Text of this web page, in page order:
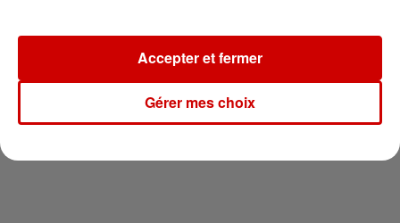
Newsletter
Gérer mes choix
Accepter et fermer